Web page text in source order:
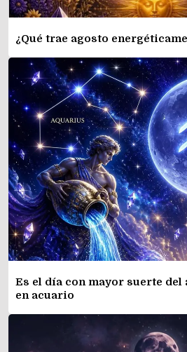
¿Qué trae agosto
Es el día con mayor suerte del
en acuario